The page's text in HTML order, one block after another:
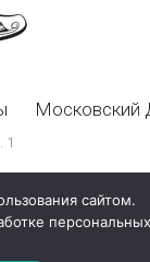
Московский
1
сайтом.